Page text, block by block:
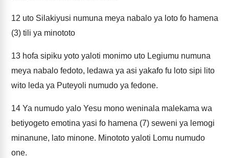
12 uto Silakiyusi numuna meya nabalo ya loto fo hamena
(3) tili ya minototo
13 hofa sipiku yoto yaloti monimo uto Legiumu numuna
meya nabalo fedoto, ledawa ya asi yakafo fu loto sipi lito
wito leda ya Puteyoli numudo ya fedone.
14 Ya numudo yalo Yesu mono weninala malekama wa
betiyogeto emotina yasi fo hamena (7) seweni ya lemogi
minanune, lato minone. Minototo yaloti Lomu numudo
one.